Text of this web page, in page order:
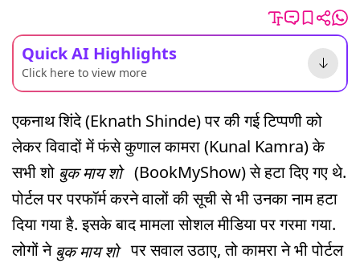
Quick AI Highlights
Click here to view more
एकनाथ शिंदे (Eknath Shinde) पर की गई टिप्पणी को
लेकर विवादों में फंसे कुणाल कामरा (Kunal Kamra) के
सभी शो बुक माय शो (BookMyShow) से हटा दिए गए थे.
पोर्टल पर परफॉर्म करने वालों की सूची से भी उनका नाम हटा
दिया गया है. इसके बाद मामला सोशल मीडिया पर गरमा गया.
लोगों ने बुक माय शो पर सवाल उठाए, तो कामरा ने भी पोर्टल